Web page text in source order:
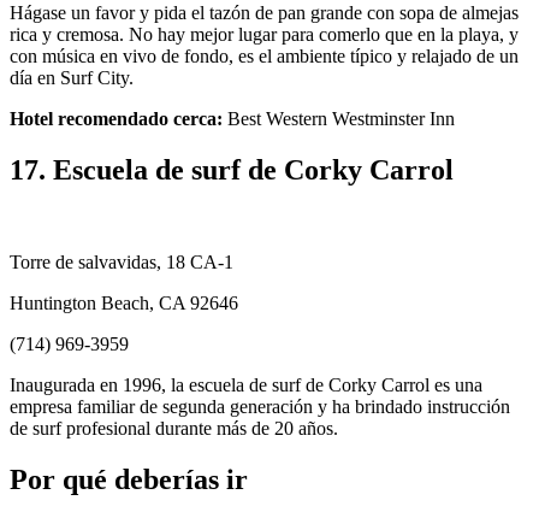
Hágase un favor y pida el tazón de pan grande con sopa de almejas
rica y cremosa. No hay mejor lugar para comerlo que en la playa, y
con música en vivo de fondo, es el ambiente típico y relajado de un
día en Surf City.
Hotel recomendado cerca: Best Western Westminster Inn
17. Escuela de surf de Corky Carrol
Torre de salvavidas, 18 CA-1
Huntington Beach, CA 92646
(714) 969-3959
Inaugurada en 1996, la escuela de surf de Corky Carrol es una
empresa familiar de segunda generación y ha brindado instrucción
de surf profesional durante más de 20 años.
Por qué deberías ir